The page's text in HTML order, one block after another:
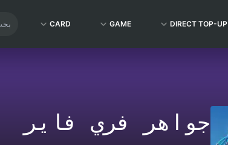
DIRECT TOP-UP
GAME
CARD
جواهر فري فاير